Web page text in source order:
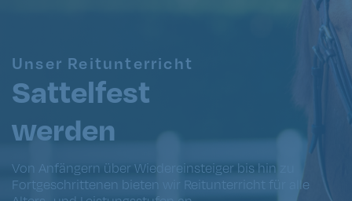
Unser Reitunterricht
Sattelfest
werden
Von Anfängern über Wiedereinsteiger bis hin zu
Fortgeschrittenen bieten wir Reitunterricht für alle